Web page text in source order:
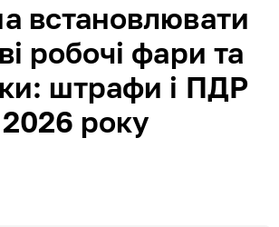
встановлювати
робочі фари та
штрафи і ПДР
року